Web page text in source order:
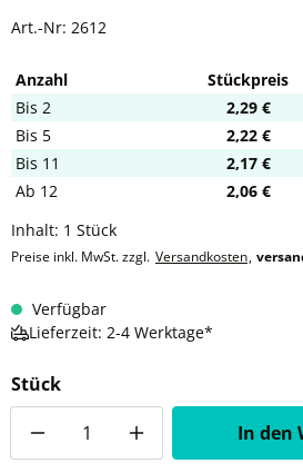
Art.-Nr: 2612
Anzahl Stückpreis
Bis 2 2,29 €
Bis 5 2,22 €
Bis 11 2,17 €
Ab 12 2,06 €
Inhalt: 1 Stück
Preise inkl. MwSt. zzgl. Versandkosten,
Verfügbar
Lieferzeit: 2-4 Werktage*
Stück
In den